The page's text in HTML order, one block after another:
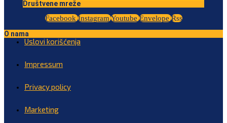
Društvene mreže
Facebook Instagram Youtube Envelope Rss
O nama
Uslovi korišćenja
Impressum
Privacy policy
Marketing